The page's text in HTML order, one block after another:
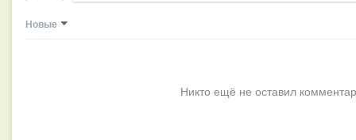
Новые
Никто ещё не оставил